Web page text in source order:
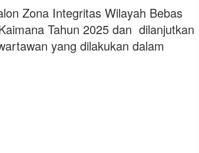
Zona Integritas Wilayah Bebas
Tahun 2025 dan dilanjutkan
yang dilakukan dalam